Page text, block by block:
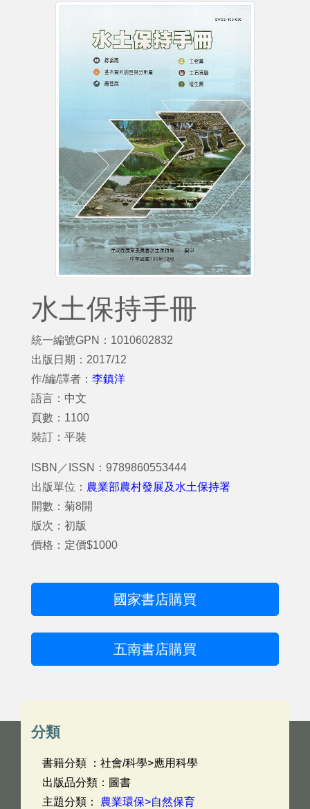
水土保持手冊
統一編號GPN：1010602832
出版日期：2017/12
作/編/譯者： 李鎮洋
語言：中文
頁數：1100
裝訂：平裝
ISBN／ISSN：9789860553444
出版單位： 農業部農村發展及水土保持署
開數：菊8開
版次：初版
價格：定價$1000
國家書店購買
五南書店購買
分類
書籍分類 ：社會/科學>應用科學
出版品分類：圖書
主題分類： 農業環保>自然保育